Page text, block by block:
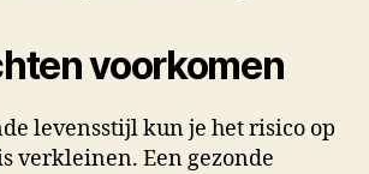
voorkomen
levensstijl kun je het risico op
verkleinen. Een gezonde